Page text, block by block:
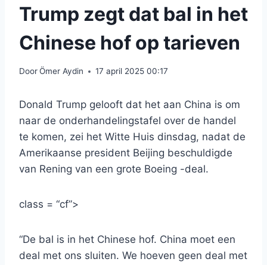
Trump zegt dat bal in het
Chinese hof op tarieven
DoorÖmer Aydin 17 april 2025 00:17
Donald Trump gelooft dat het aan China is om
naar de onderhandelingstafel over de handel
te komen, zei het Witte Huis dinsdag, nadat de
Amerikaanse president Beijing beschuldigde
van Rening van een grote Boeing -deal.
class = “cf”>
“De bal is in het Chinese hof. China moet een
deal met ons sluiten. We hoeven geen deal met